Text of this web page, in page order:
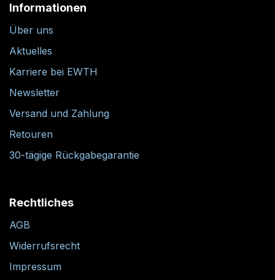
Informationen
Über uns
Aktuelles
Karriere bei EWTH
Newsletter
Versand und Zahlung
Retouren
30-tägige Rückgabegarantie
Rechtliches
AGB
Widerrufsrecht
Impressum